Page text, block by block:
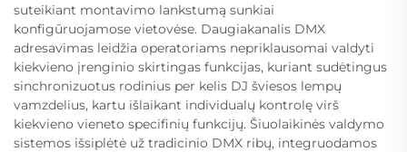
suteikiant montavimo lankstumą sunkiai
konfigūruojamose vietovėse. Daugiakanalis DMX
adresavimas leidžia operatoriams nepriklausomai valdyti
kiekvieno įrenginio skirtingas funkcijas, kuriant sudėtingus
sinchronizuotus rodinius per kelis DJ šviesos lempų
vamzdelius, kartu išlaikant individualų kontrolę virš
kiekvieno vieneto specifinių funkcijų. Šiuolaikinės valdymo
sistemos išsiplėtė už tradicinio DMX ribų, integruodamos